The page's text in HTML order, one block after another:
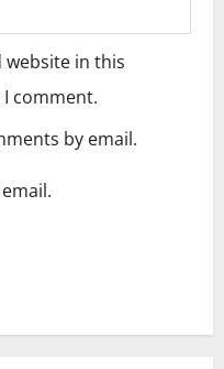
website in this
comment.
by email.